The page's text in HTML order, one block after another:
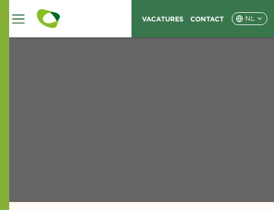
VACATURES CONTACT NL